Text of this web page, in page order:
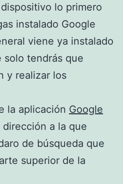
lo primero
instalado Google
viene ya instalado
solo tendrás que
y realizar los
la aplicación Google
a la que
de búsqueda que
superior de la